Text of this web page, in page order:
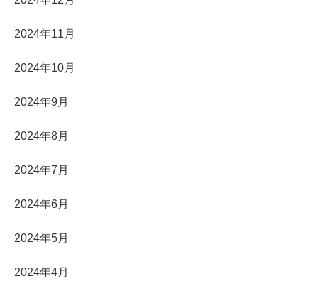
2024年11月
2024年10月
2024年9月
2024年8月
2024年7月
2024年6月
2024年5月
2024年4月